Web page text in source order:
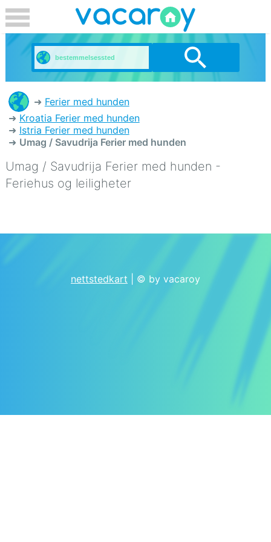
Ferier med hunden
Kroatia Ferier med hunden
Istria Ferier med hunden
Umag / Savudrija Ferier med hunden
Umag / Savudrija Ferier med hunden -
Feriehus og leiligheter
nettstedkart | © by vacaroy